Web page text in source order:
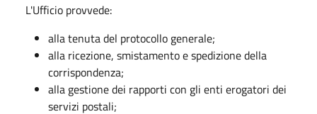
L'Ufficio provvede:
alla tenuta del protocollo generale;
alla ricezione, smistamento e spedizione della
corrispondenza;
alla gestione dei rapporti con gli enti erogatori dei
servizi postali;